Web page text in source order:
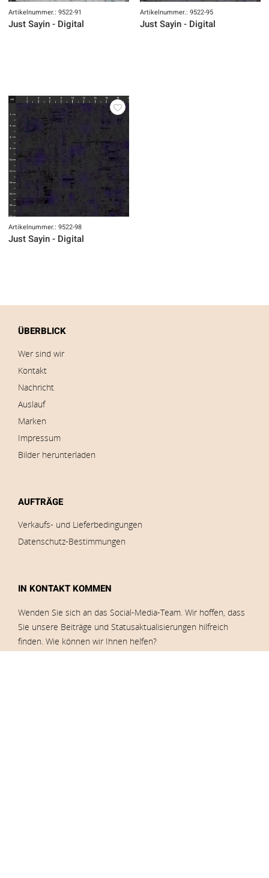
Artikelnummer.: 9522-91
Just Sayin - Digital
Artikelnummer.: 9522-95
Just Sayin - Digital
Artikelnummer.: 9522-98
Just Sayin - Digital
ÜBERBLICK
Wer sind wir
Kontakt
Nachricht
Auslauf
Marken
Impressum
Bilder herunterladen
AUFTRÄGE
Verkaufs- und Lieferbedingungen
Datenschutz-Bestimmungen
IN KONTAKT KOMMEN
Wenden Sie sich an das Social-Media-Team. Wir hoffen, dass
Sie unsere Beiträge und Statusaktualisierungen hilfreich
finden. Wie können wir Ihnen helfen?